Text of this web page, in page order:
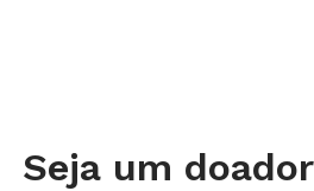
Seja um